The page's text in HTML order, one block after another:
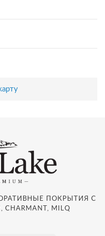
ПОКРЫТИЯ С
MILQ